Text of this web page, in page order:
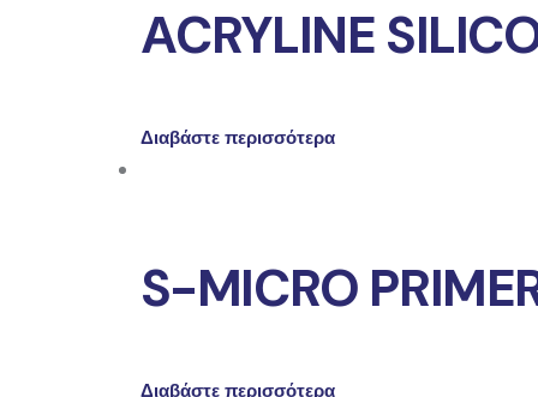
ΑCRYLINE
Διαβάστε περισσότερα
S-MICRO
Διαβάστε περισσότερα